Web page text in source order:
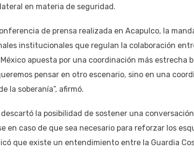
en materia de seguridad.
de prensa realizada en Acapulco, la
institucionales que regulan la colaboración
apuesta por una coordinación más estrecha
pensar en otro escenario, sino en una
la soberanía”, afirmó.
la posibilidad de sostener una
en caso de que sea necesario para reforzar los
que existe un entendimiento entre la Guardia